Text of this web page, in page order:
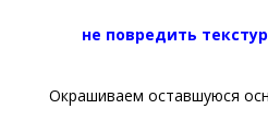
не повредить
Окрашиваем оставшуюся